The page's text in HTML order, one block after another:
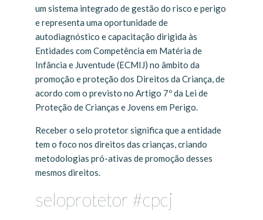
um sistema integrado de gestão do risco e perigo
e representa uma oportunidade de
autodiagnóstico e capacitação dirigida às
Entidades com Competência em Matéria de
Infância e Juventude (ECMIJ) no âmbito da
promoção e proteção dos Direitos da Criança, de
acordo com o previsto no Artigo 7º da Lei de
Proteção de Crianças e Jovens em Perigo.
Receber o selo protetor significa que a entidade
tem o foco nos direitos das crianças, criando
metodologias pró-ativas de promoção desses
mesmos direitos.
seloprotetor #cpcj